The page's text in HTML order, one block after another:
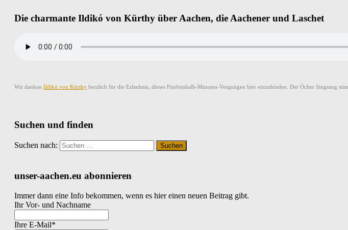
Die charmante Ildikó von Kürthy über Aachen, die Aachener und Laschet
Wir danken Ildikó von Kürthy herzlich für die Erlaubnis, dieses Fünfeinhalb-Minuten-Vergnügen hier einzubinden. Der Öcher Singsang
Suchen und finden
Suchen nach:
unser-aachen.eu abonnieren
Immer dann eine Info bekommen, wenn es hier einen neuen Beitrag gibt.
Ihr Vor- und Nachname
Ihre E-Mail*